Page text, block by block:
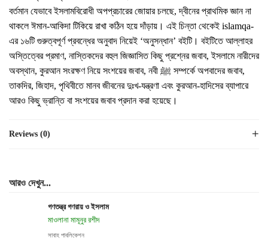
বর্তমান যেভাবে ইসলামবিরোধী অপপ্রচারের জোয়ার চলছে, দ্বীনের প্রাথমিক জ্ঞান না
থাকলে ঈমান-আকিদা টিকিয়ে রাখা কঠিন হয়ে দাঁড়ায়। এই চিন্তা থেকেই islamqa-
এর ১৬টি গুরুত্বপূর্ণ প্রবন্ধের অনুবাদ নিয়েই ‘অনুসন্ধান’ বইটি। বইটিতে আল্লাহর
অস্তিত্বের প্রমাণ, নাস্তিকদের বহুল জিজ্ঞাসিত কিছু প্রশ্নের জবাব, ইসলামে নারীদের
অবস্থান, কুরআন সংরক্ষণ নিয়ে সংশয়ের জবাব, নবী ﷺ সম্পর্কে অপবাদের জবাব,
তাকদির, জিহাদ, পৃথিবীতে মানব জীবনের দুঃখ-যন্ত্রণা এবং কুরআন-হাদিসের ব্যাপারে
আরও কিছু ভ্রান্তি বা সংশয়ের জবাব প্রদান করা হয়েছে।
Reviews (0)
আরও দেখুন...
গণতন্ত্র গণরায় ও ইসলাম
মাওলানা মামূনুর রশীদ
সাবাহ পাবলিকেশন